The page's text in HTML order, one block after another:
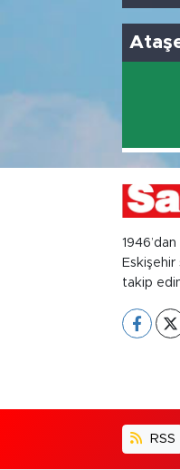
takip
RSS